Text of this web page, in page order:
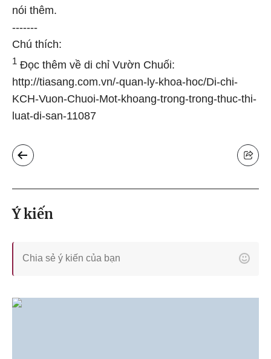
nói thêm.
-------
Chú thích:
1 Đọc thêm về di chỉ Vườn Chuối:
http://tiasang.com.vn/-quan-ly-khoa-hoc/Di-chi-
KCH-Vuon-Chuoi-Mot-khoang-trong-trong-thuc-thi-
luat-di-san-11087
Ý kiến